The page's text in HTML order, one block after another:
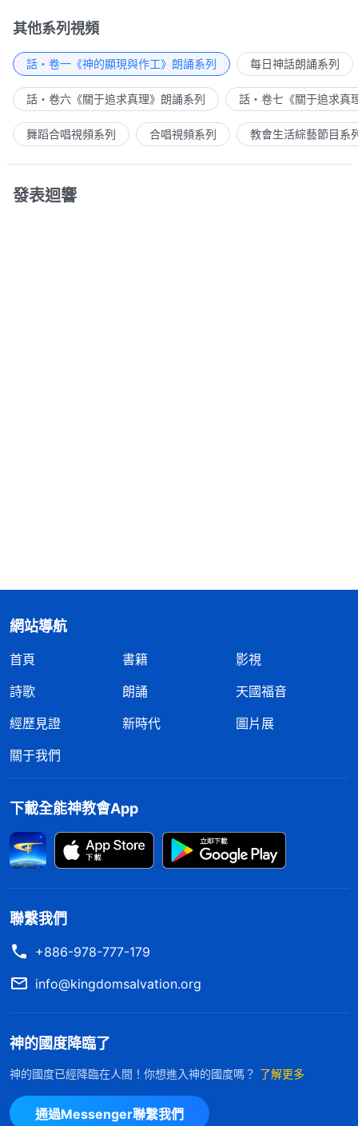
其他系列視頻
話・卷一《神的顯現與作工》朗誦系列 每日神話朗誦系列
話・卷六《關于追求真理》朗誦系列 話・卷七《關于追求真
舞蹈合唱視頻系列 合唱視頻系列 教會生活綜藝節目系
發表迴響
網站導航
首頁 書籍
影視
詩歌
朗誦
天國福音
經歷見證
新時代
圖片展
關于我們
下載全能神教會App
聯繫我們
+886-978-777-179
info@kingdomsalvation.org
神的國度降臨了
神的國度已經降臨在人間！你想進入神的國度嗎？ 了解更多
通過Messenger聯繫我們